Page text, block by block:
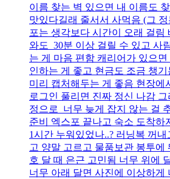
이름 찾는 벽 있으면 내 이름도
맛있다길래 줄서서 사먹음 (그
포는 생각보다 시간이 오래 걸림
와도 30분 이상 걸릴 수 있고 사
는 게 마음 편함 캐리어가 있으
인하는 게 좋고 현금도 조금 챙
미리 캡처해두는 게 좋음 현장에
로그인 풀리면 진짜 정신 나감
정으로 너무 늦게 잡지 않는 걸
준비 엑스포 끝나고 숙소 도착하
1시간 누워있었나..? 러닝복 꺼내
고 양말 고르고 물품보관 봉투에
호 달 때 은근 고민됨 너무 위에
너무 아래 달면 사진에 이상하게